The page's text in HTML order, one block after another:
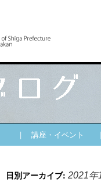
| 講座・イベント
日別アーカイブ: 2021年